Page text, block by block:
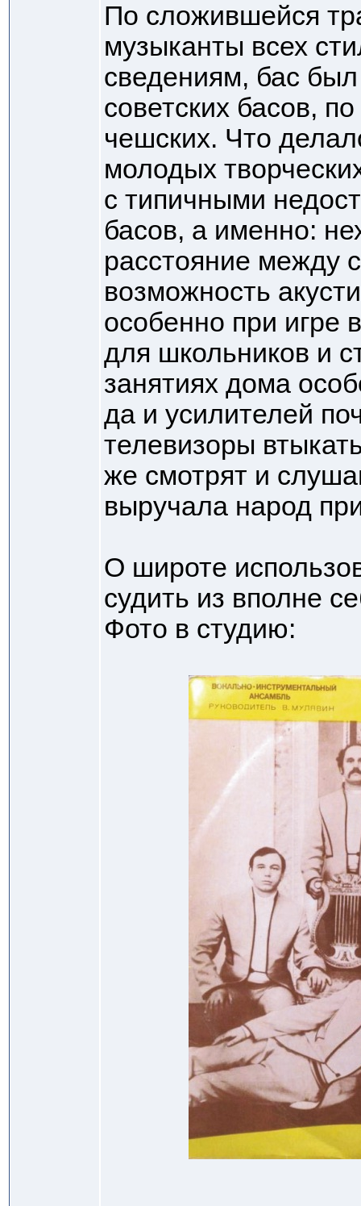
По сложившейся
музыканты всех
сведениям, бас
советских басов,
чешских. Что
молодых
с типичными
басов, а именно:
расстояние между
возможность
особенно при игре
для школьников и
занятиях дома
да и усилителей
телевизоры
же смотрят и
выручала народ
О широте
судить из вполне
Фото в студию: